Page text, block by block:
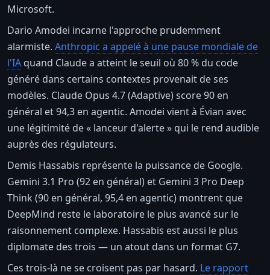
Microsoft.
Dario Amodei incarne l'approche prudemment
alarmiste. Anthropic a appelé à une pause mondiale de
l'IA quand Claude a atteint le seuil où 80 % du code
généré dans certains contextes provenait de ses
modèles. Claude Opus 4.7 (Adaptive) score 90 en
général et 94,3 en agentic. Amodei vient à Évian avec
une légitimité de « lanceur d'alerte » qui le rend audible
auprès des régulateurs.
Demis Hassabis représente la puissance de Google.
Gemini 3.1 Pro (92 en général) et Gemini 3 Pro Deep
Think (90 en général, 95,4 en agentic) montrent que
DeepMind reste le laboratoire le plus avancé sur le
raisonnement complexe. Hassabis est aussi le plus
diplomate des trois — un atout dans un format G7.
Ces trois-là ne se croisent pas par hasard. Le rapport